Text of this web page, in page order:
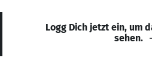
Logg Dich jetzt ein, um
sehen.